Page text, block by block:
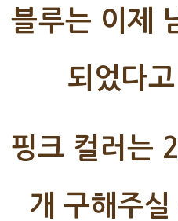
블루는 이제
되었다
핑크 컬러는
개 구해주실